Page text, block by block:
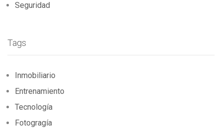
Seguridad
Tags
Inmobiliario
Entrenamiento
Tecnología
Fotogragía